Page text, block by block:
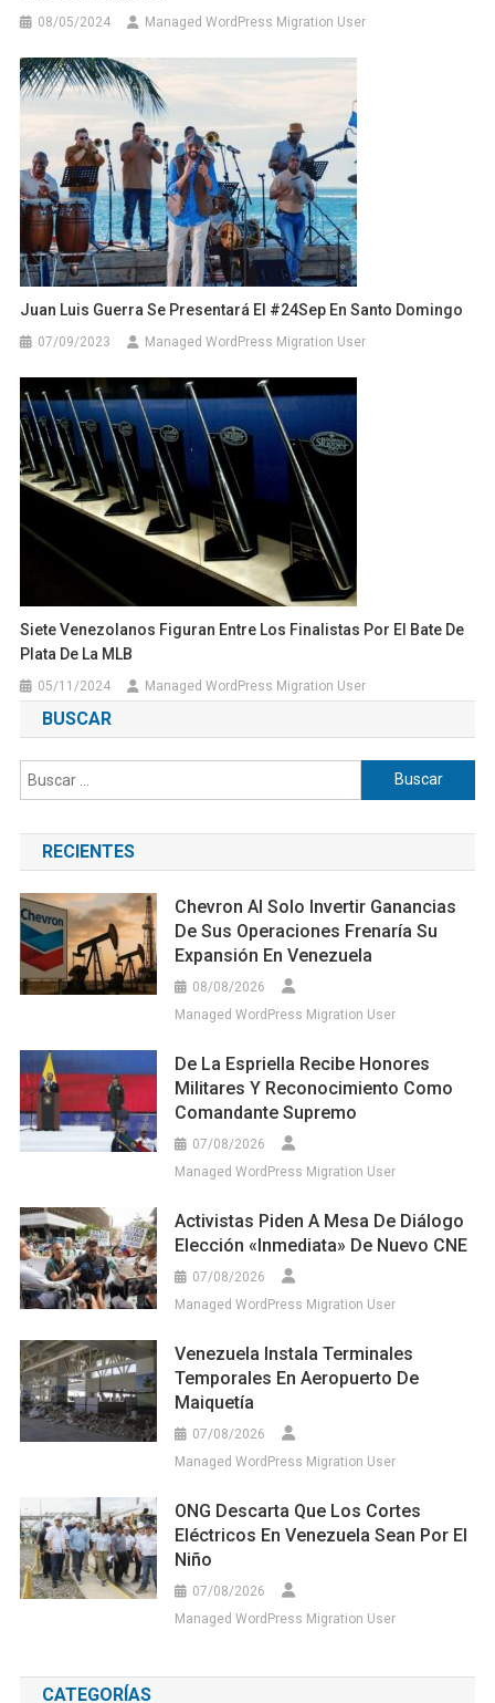
08/05/2024 Managed WordPress Migration User
Juan Luis Guerra Se Presentará El #24Sep En Santo Domingo
07/09/2023 Managed WordPress Migration User
Siete Venezolanos Figuran Entre Los Finalistas Por El Bate De
Plata De La MLB
05/11/2024 Managed WordPress Migration User
BUSCAR
Buscar:
RECIENTES
Chevron Al Solo Invertir Ganancias
De Sus Operaciones Frenaría Su
Expansión En Venezuela
08/08/2026
Managed WordPress Migration User
De La Espriella Recibe Honores
Militares Y Reconocimiento Como
Comandante Supremo
07/08/2026
Managed WordPress Migration User
Activistas Piden A Mesa De Diálogo
Elección «inmediata» De Nuevo CNE
07/08/2026
Managed WordPress Migration User
Venezuela Instala Terminales
Temporales En Aeropuerto De
Maiquetía
07/08/2026
Managed WordPress Migration User
ONG Descarta Que Los Cortes
Eléctricos En Venezuela Sean Por El
Niño
07/08/2026
Managed WordPress Migration User
CATEGORÍAS